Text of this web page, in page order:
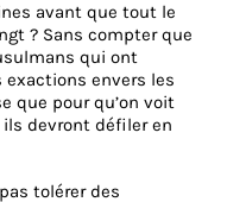
avant que tout le
? Sans compter que
qui ont
exactions envers les
que pour qu’on voit
devront défiler en
tolérer des